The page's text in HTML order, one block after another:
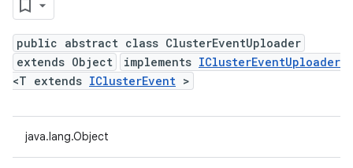
public abstract class ClusterEventUploader
extends Object
implements IClusterEventUploader
<T extends IClusterEvent >
java.lang.Object